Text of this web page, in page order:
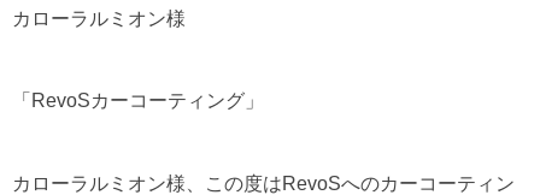
カローラルミオン様
「RevoSカーコーティング」
カローラルミオン様、この度はRevoSへのカーコーティン